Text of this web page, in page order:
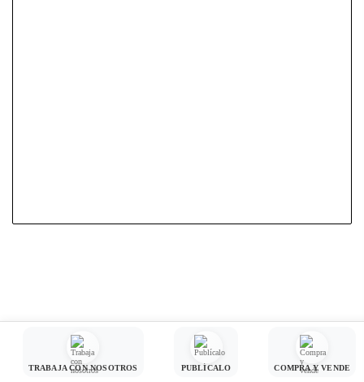
TRABAJA CON NOSOTROS PUBLÍCALO
COMPRA Y VENDE
© 2026 Diario Fuentes. Todos los derechos reservados.